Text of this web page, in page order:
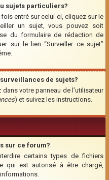
sujets particuliers?
entré sur celui-ci, cliquez sur le
un sujet, vous pouvez soit
du formulaire de rédaction de
sur le lien “Surveiller ce sujet”
de sujets?
votre panneau de l’utilisateur
) et suivez les instructions.
sur ce forum?
certains types de fichiers
qui est autorisé à être chargé,